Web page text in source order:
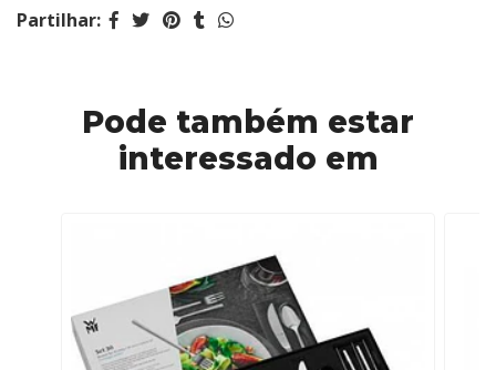
Partilhar:
Pode também estar
interessado em